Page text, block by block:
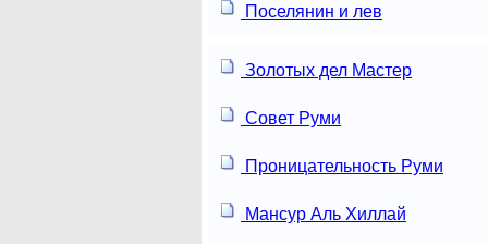
Поселянин и лев
Золотых дел Мастер
Совет Руми
Проницательность Руми
Мансур Аль Хиллай